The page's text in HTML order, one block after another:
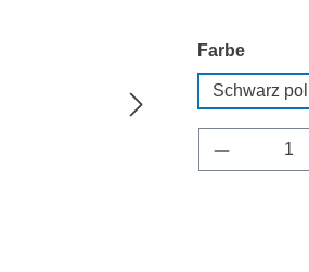
Farbe
Schwarz
Produkt